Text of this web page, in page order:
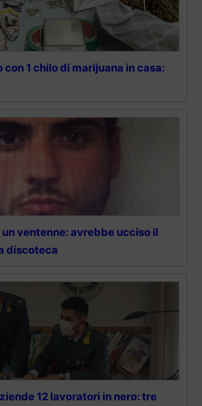
1 chilo di marijuana in casa:
ventenne: avrebbe ucciso il
discoteca
12 lavoratori in nero: tre